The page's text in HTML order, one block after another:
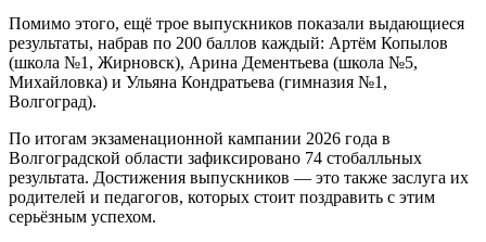
Помимо этого, ещё трое выпускников показали выдающиеся
результаты, набрав по 200 баллов каждый: Артём Копылов
(школа №1, Жирновск), Арина Дементьева (школа №5,
Михайловка) и Ульяна Кондратьева (гимназия №1,
Волгоград).
По итогам экзаменационной кампании 2026 года в
Волгоградской области зафиксировано 74 стобалльных
результата. Достижения выпускников — это также заслуга их
родителей и педагогов, которых стоит поздравить с этим
серьёзным успехом.